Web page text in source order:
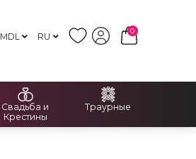
MDL RU
0
Свадьба и
Крестины
Траурные